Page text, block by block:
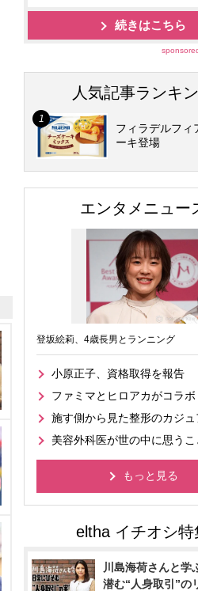
続きはこちら
人気記事ランキ
フィラデルフィ
ーキ登場
エンタメニュー
登坂絵莉、4歳長男とランニング
小原正子、資格取得を報告
ファミマとヒロアカがコラボ
施す側から見た整形のカジ
美容外科医が世の中に思うこ
もっと見る
川島海荷さんと学
潜む“人身取引”の